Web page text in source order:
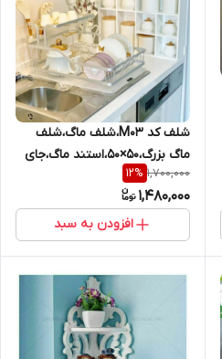
شلف کد M03،شلف ماگ،شلف
ماگ بزرگ،۵۰×۵۰،استند ماگ،جای
ماگ،جای لیوام،نظم دهنده
لیوان،نظم دهنده ماگ
1,700,000
12%
1,480,000
افزودن به سبد